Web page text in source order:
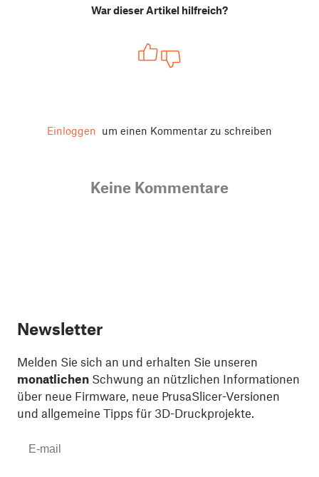
War dieser Artikel hilfreich?
Einloggen um einen Kommentar zu schreiben
Keine Kommentare
Newsletter
Melden Sie sich an und erhalten Sie unseren
monatlichen Schwung an nützlichen Informationen
über neue Firmware, neue PrusaSlicer-Versionen
und allgemeine Tipps für 3D-Druckprojekte.